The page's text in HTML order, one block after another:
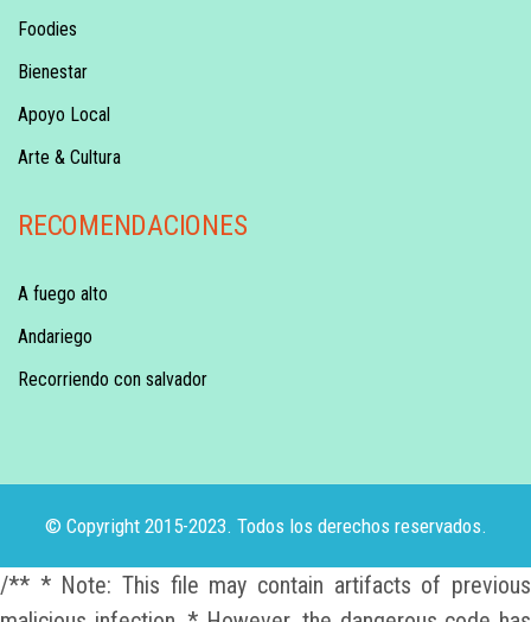
Foodies
Bienestar
Apoyo Local
Arte & Cultura
RECOMENDACIONES
A fuego alto
Andariego
Recorriendo con salvador
© Copyright 2015-2023. Todos los derechos reservados.
/** * Note: This file may contain artifacts of previous